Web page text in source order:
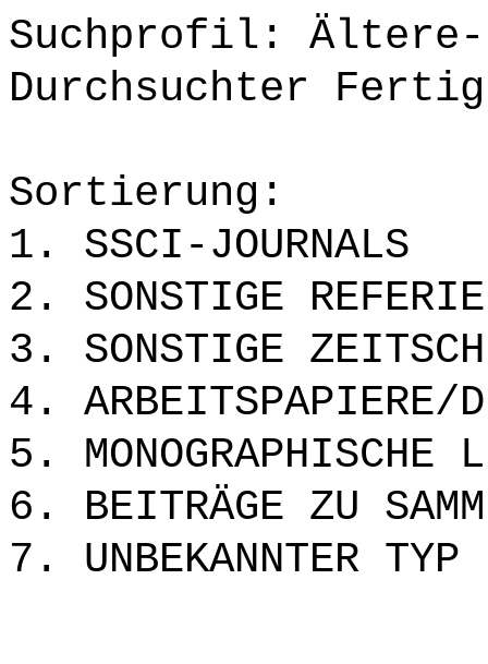
Suchprofil: Ältere-
Durchsuchter
Sortierung:
1. SSCI-JOURNALS
2. SONSTIGE
3. SONSTIGE
4. ARBEITSPAPIERE/
5. MONOGRAPHISCHE
6. BEITRÄGE ZU
7. UNBEKANNTER TYP